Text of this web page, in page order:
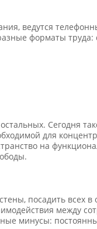
ведутся
форматы труда:
Сегодня
для
на
посадить всех
между
минусы: